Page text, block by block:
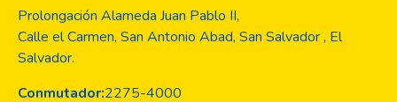
Prolongación Alameda Juan Pablo II,
Calle el Carmen, San Antonio Abad, San Salvador , El
Salvador.
Conmutador:2275-4000